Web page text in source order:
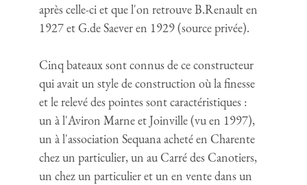
après celle-ci et que l'on retrouve B.Renault en
1927 et G.de Saever en 1929 (source privée).
Cinq bateaux sont connus de ce constructeur
qui avait un style de construction où la finesse
et le relevé des pointes sont caractéristiques :
un à l'Aviron Marne et Joinville (vu en 1997),
un à l'association Sequana acheté en Charente
chez un particulier, un au Carré des Canotiers,
un chez un particulier et un en vente dans un